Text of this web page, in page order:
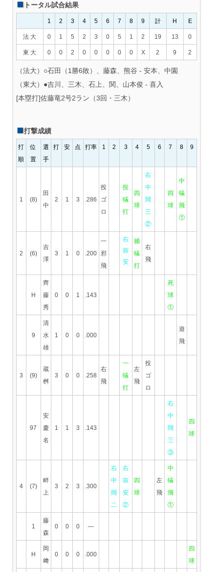
トータル試合結果
1 2 3 4 5 6 7 8 9 計 H E
法 大 0 1 5 2 3 0 5 1 2 19 13 0
東 大 0 0 2 0 0 0 0 0 X 2 9 2
（法大）○石田（1勝6敗）、藤森、熊谷 ‐ 安本、中園
（東大）●吉川、三木、石上、関、山本俊 ‐ 喜入
[本塁打]佐藤竜2号2ラン（3回・三木）
打撃成績
打
順
位
置
選
手
打 安 点 打率 1 2 3 4 5 6 7 8 9
1 (8)
田
中
2 1 3 .286
投
ゴ
ロ
投
犠
打
四
球
右
中
間
三
②
四
球
中
犠
飛
①
2 (6)
吉
澤
3 1 0 .200
一
邪
飛
右
前
安
捕
犠
打
右
飛
H
齊
藤
秀
0 0 1 .143
死
球
①
9
清
水
雄
1 0 0 .000
遊
飛
3 (9)
蔵
桝
3 0 0 .258
右
飛
一
犠
打
左
飛
投
ゴ
ロ
97
安
慶
名
1 1 3 .143
右
中
間
三
③
四
球
4 (7)
畔
上
3 2 3 .300
右
中
間
二
右
前
安
②
四
球
左
飛
中
犠
飛
①
1
藤
森
0 0 0 —
H
岡
﨑
0 0 0 .000
四
球